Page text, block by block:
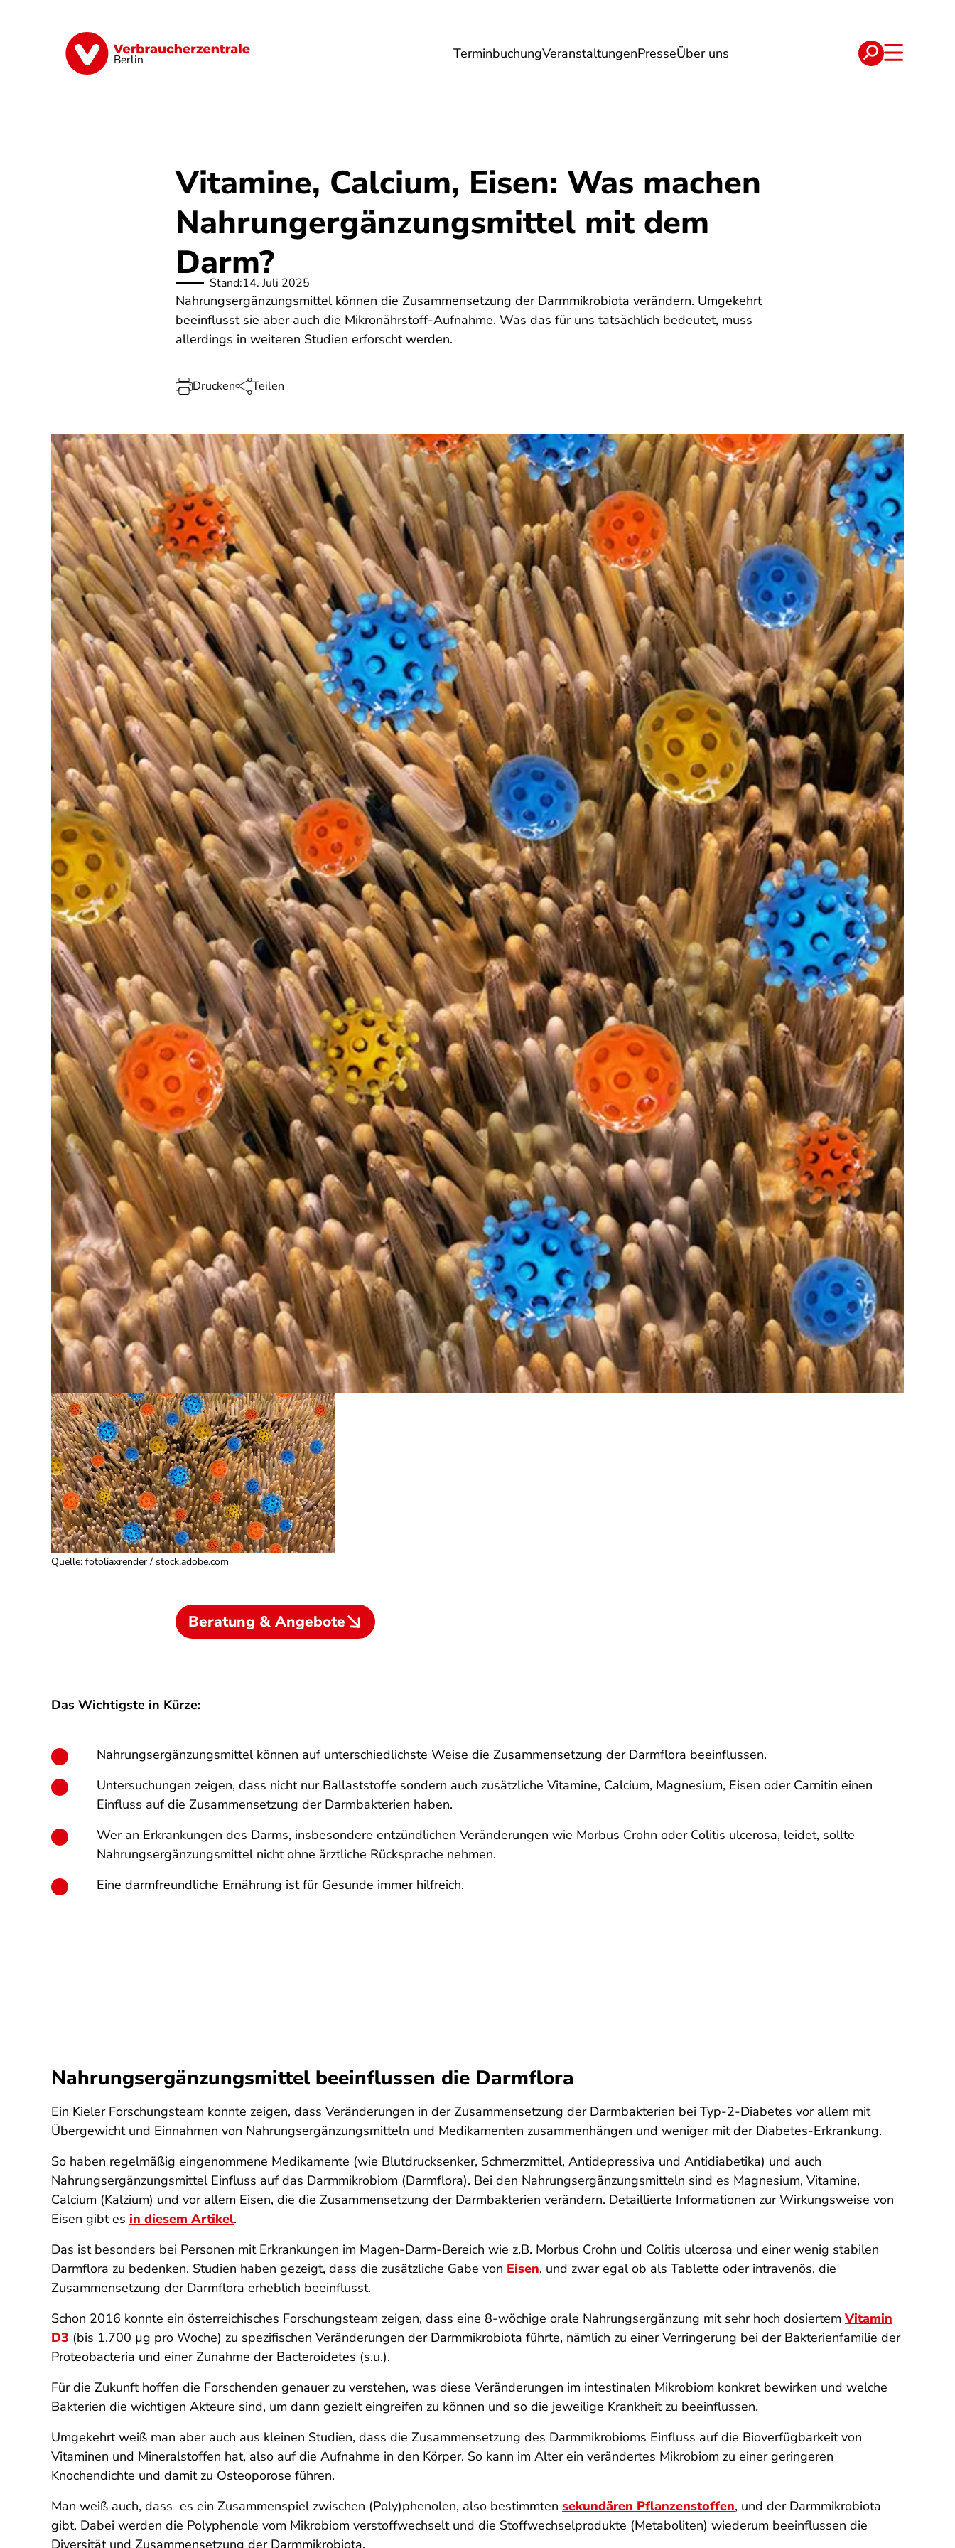
Berlin TerminbuchungVeranstaltungenPresseÜber uns
Finanzen Digitales Lebensmittel Gesundheit Energie Reise Verträge
Vitamine, Calcium, Eisen: Was machen
Nahrungergänzungsmittel mit dem
Darm?
Stand:14. Juli 2025
Nahrungsergänzungsmittel können die Zusammensetzung der Darmmikrobiota verändern. Umgekehrt
beeinflusst sie aber auch die Mikronährstoff-Aufnahme. Was das für uns tatsächlich bedeutet, muss
allerdings in weiteren Studien erforscht werden.
Drucken Teilen
Quelle: fotoliaxrender / stock.adobe.com
Beratung & Angebote
Das Wichtigste in Kürze:
Nahrungsergänzungsmittel können auf unterschiedlichste Weise die Zusammensetzung der Darmflora beeinflussen.
Untersuchungen zeigen, dass nicht nur Ballaststoffe sondern auch zusätzliche Vitamine, Calcium, Magnesium, Eisen oder Carnitin einen
Einfluss auf die Zusammensetzung der Darmbakterien haben.
Wer an Erkrankungen des Darms, insbesondere entzündlichen Veränderungen wie Morbus Crohn oder Colitis ulcerosa, leidet, sollte
Nahrungsergänzungsmittel nicht ohne ärztliche Rücksprache nehmen.
Eine darmfreundliche Ernährung ist für Gesunde immer hilfreich.
Nahrungsergänzungsmittel beeinflussen die Darmflora
Ein Kieler Forschungsteam konnte zeigen, dass Veränderungen in der Zusammensetzung der Darmbakterien bei Typ-2-Diabetes vor allem mit
Übergewicht und Einnahmen von Nahrungsergänzungsmitteln und Medikamenten zusammenhängen und weniger mit der Diabetes-Erkrankung.
So haben regelmäßig eingenommene Medikamente (wie Blutdrucksenker, Schmerzmittel, Antidepressiva und Antidiabetika) und auch
Nahrungsergänzungsmittel Einfluss auf das Darmmikrobiom (Darmflora). Bei den Nahrungsergänzungsmitteln sind es Magnesium, Vitamine,
Calcium (Kalzium) und vor allem Eisen, die die Zusammensetzung der Darmbakterien verändern. Detaillierte Informationen zur Wirkungsweise von
Eisen gibt es in diesem Artikel.
Das ist besonders bei Personen mit Erkrankungen im Magen-Darm-Bereich wie z.B. Morbus Crohn und Colitis ulcerosa und einer wenig stabilen
Darmflora zu bedenken. Studien haben gezeigt, dass die zusätzliche Gabe von Eisen, und zwar egal ob als Tablette oder intravenös, die
Zusammensetzung der Darmflora erheblich beeinflusst.
Schon 2016 konnte ein österreichisches Forschungsteam zeigen, dass eine 8-wöchige orale Nahrungsergänzung mit sehr hoch dosiertemVitamin
D3 (bis 1.700 µg pro Woche) zu spezifischen Veränderungen der Darmmikrobiota führte, nämlich zu einer Verringerung bei der Bakterienfamilie der
Proteobacteria und einer Zunahme der Bacteroidetes (s.u.).
Für die Zukunft hoffen die Forschenden genauer zu verstehen, was diese Veränderungen im intestinalen Mikrobiom konkret bewirken und welche
Bakterien die wichtigen Akteure sind, um dann gezielt eingreifen zu können und so die jeweilige Krankheit zu beeinflussen.
Umgekehrt weiß man aber auch aus kleinen Studien, dass die Zusammensetzung des Darmmikrobioms Einfluss auf die Bioverfügbarkeit von
Vitaminen und Mineralstoffen hat, also auf die Aufnahme in den Körper. So kann im Alter ein verändertes Mikrobiom zu einer geringeren
Knochendichte und damit zu Osteoporose führen.
Man weiß auch, dass es ein Zusammenspiel zwischen (Poly)phenolen, also bestimmten sekundären Pflanzenstoffen, und der Darmmikrobiota
gibt. Dabei werden die Polyphenole vom Mikrobiom verstoffwechselt und die Stoffwechselprodukte (Metaboliten) wiederum beeinflussen die
Diversität und Zusammensetzung der Darmmikrobiota.